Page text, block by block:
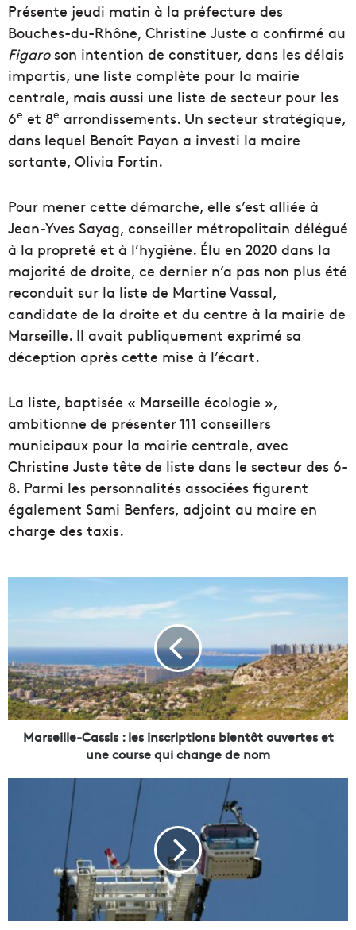
Présente jeudi matin à la préfecture des
Bouches-du-Rhône, Christine Juste a confirmé au
Figaroson intention de constituer, dans les délais
impartis, une liste complète pour la mairie
centrale, mais aussi une liste de secteur pour les
6e et 8e arrondissements. Un secteur stratégique,
dans lequel Benoît Payan a investi la maire
sortante, Olivia Fortin.
Pour mener cette démarche, elle s’est alliée à
Jean-Yves Sayag, conseiller métropolitain délégué
à la propreté et à l’hygiène. Élu en 2020 dans la
majorité de droite, ce dernier n’a pas non plus été
reconduit sur la liste de Martine Vassal,
candidate de la droite et du centre à la mairie de
Marseille. Il avait publiquement exprimé sa
déception après cette mise à l’écart.
La liste, baptisée « Marseille écologie »,
ambitionne de présenter 111 conseillers
municipaux pour la mairie centrale, avec
Christine Juste tête de liste dans le secteur des 6-
8. Parmi les personnalités associées figurent
également Sami Benfers, adjoint au maire en
charge des taxis.
e
i
l
l
e
i
Marseille-Cassis : les inscriptions bientôt ouvertes et
une course qui change de nom
r